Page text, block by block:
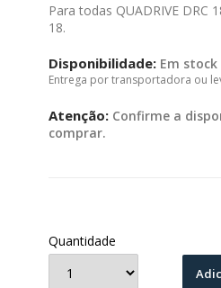
Para todas QUADRIVE DRC
18.
Disponibilidade: Em stock
Entrega por transportadora ou
Atenção: Confirme a
comprar.
Quantidade